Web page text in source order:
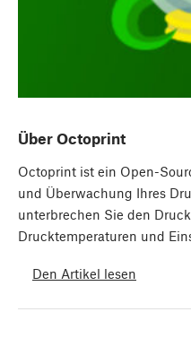
Über Octoprint
Octoprint ist ein Open-
und Überwachung Ihres
unterbrechen Sie den
Drucktemperaturen und
Den Artikel lesen